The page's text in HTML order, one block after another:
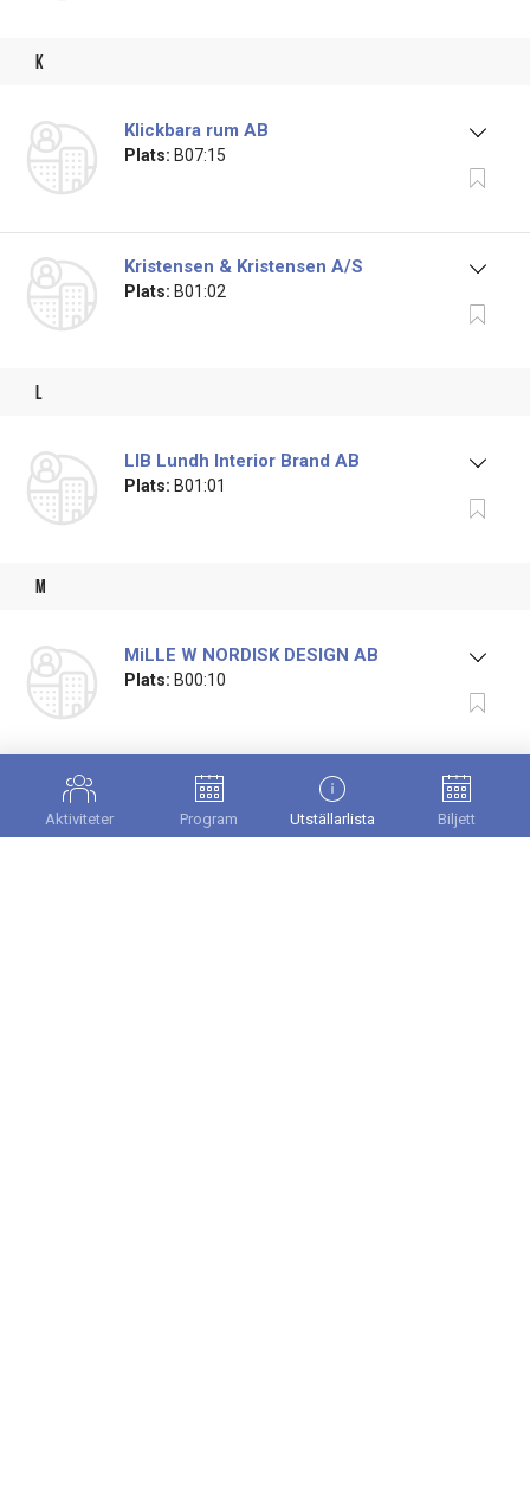
k
Klickbara rum AB
Plats: B07:15
Kristensen & Kristensen A/S
Plats: B01:02
l
LIB Lundh Interior Brand AB
Plats: B01:01
m
MiLLE W NORDISK DESIGN AB
Plats: B00:10
Milton Home AB
B07:24
Aktiviteter Program Utställarlista Biljett